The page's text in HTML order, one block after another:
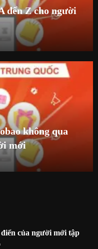
đến Z cho người
không qua
mới
của người mới tập